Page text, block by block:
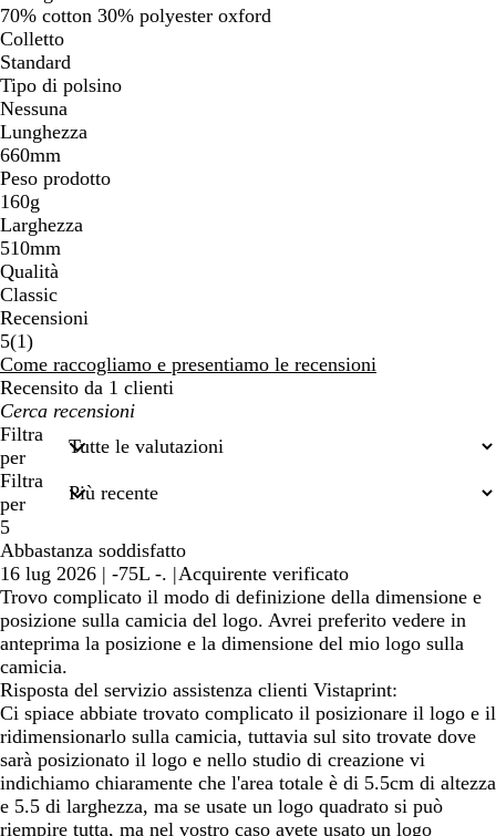
70% cotton 30% polyester oxford
Colletto
Standard
Tipo di polsino
Nessuna
Lunghezza
660mm
Peso prodotto
160g
Larghezza
510mm
Qualità
Classic
Recensioni
5(11
recensioni
)
Come raccogliamo e presentiamo le recensioni
Recensito da 1 clienti
I
miei
termini
di
ricerca
Filtra
per
Filtra
per
5
Abbastanza soddisfatto
16 lug 2026 | -75L -. |Acquirente verificato
Trovo complicato il modo di definizione della dimensione e
posizione sulla camicia del logo. Avrei preferito vedere in
anteprima la posizione e la dimensione del mio logo sulla
camicia.
Risposta del servizio assistenza clienti Vistaprint:
Ci spiace abbiate trovato complicato il posizionare il logo e il
ridimensionarlo sulla camicia, tuttavia sul sito trovate dove
sarà posizionato il logo e nello studio di creazione vi
indichiamo chiaramente che l'area totale è di 5.5cm di altezza
e 5.5 di larghezza, ma se usate un logo quadrato si può
riempire tutta, ma nel vostro caso avete usato un logo